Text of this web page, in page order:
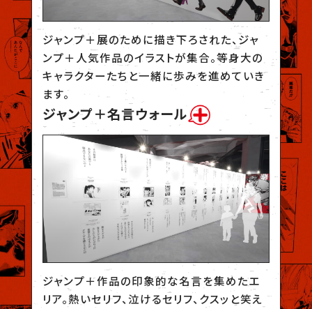
ジャンプ＋展のために描き下ろされた、ジャ
ンプ＋人気作品のイラストが集合。等身大の
キャラクターたちと一緒に歩みを進めていき
ます。
ジャンプ＋名言ウォール
ジャンプ＋作品の印象的な名言を集めたエ
リア。熱いセリフ、泣けるセリフ、クスッと笑え